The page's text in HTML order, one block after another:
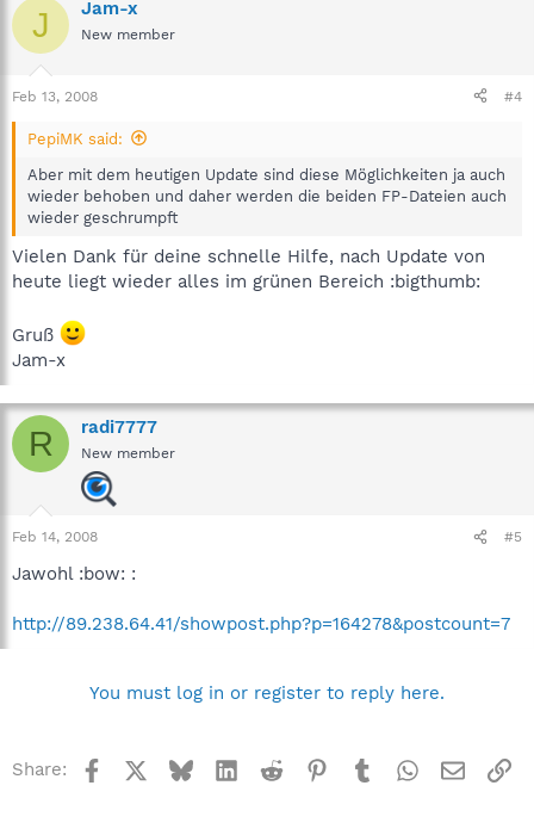
J Jam-x
New member
Feb 13, 2008 #4
PepiMK said:
Aber mit dem heutigen Update sind diese Möglichkeiten ja auch
wieder behoben und daher werden die beiden FP-Dateien auch
wieder geschrumpft
Vielen Dank für deine schnelle Hilfe, nach Update von
heute liegt wieder alles im grünen Bereich :bigthumb:
Gruß
Jam-x
R radi7777
New member
Feb 14, 2008 #5
Jawohl :bow: :
http://89.238.64.41/showpost.php?p=164278&postcount=7
You must log in or register to reply here.
Share: Facebook BlueskyLinkedInReddit Pinterest
TumblrWhatsApp
Email